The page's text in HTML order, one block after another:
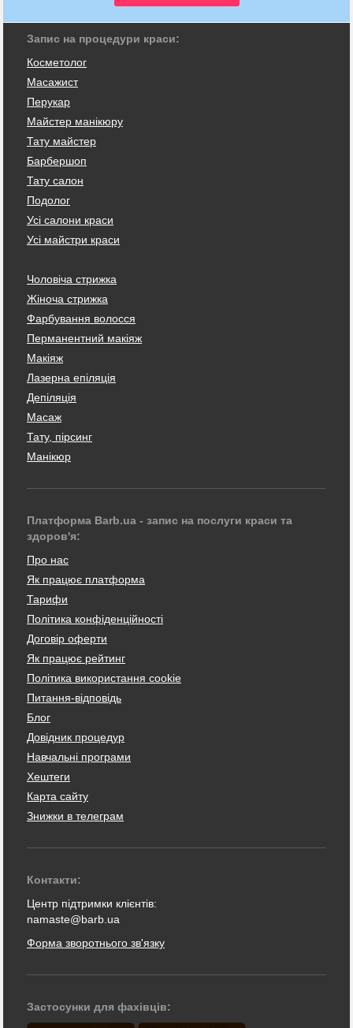
Запис на процедури краси:
Косметолог
Масажист
Перукар
Майстер манікюру
Тату майстер
Барбершоп
Тату салон
Подолог
Усі салони краси
Усі майстри краси
Чоловіча стрижка
Жіноча стрижка
Фарбування волосся
Перманентний макіяж
Макіяж
Лазерна епіляція
Депіляція
Масаж
Тату, пірсинг
Манікюр
Платформа Barb.ua - запис на послуги краси та
здоров'я:
Про нас
Як працює платформа
Тарифи
Політика конфіденційності
Договір оферти
Як працює рейтинг
Політика використання cookie
Питання-відповідь
Блог
Довідник процедур
Навчальні програми
Хештеги
Карта сайту
Знижки в телеграм
Контакти:
Центр підтримки клієнтів:
namaste@barb.ua
Форма зворотнього зв'язку
Застосунки для фахівців: